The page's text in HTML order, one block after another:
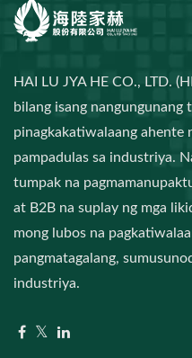
HAI LU JYA HE CO., LTD.
bilang isang nangungunang
pinagkakatiwalaang ahente
pampadulas sa industriya.
tumpak na
at B2B na suplay ng mga
mong lubos na
pangmatagalang,
industriya.